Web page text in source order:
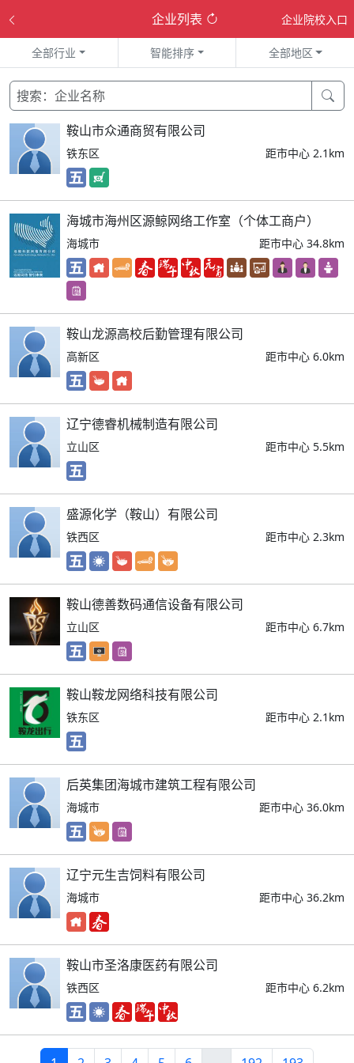
企业列表 企业院校入口
全部行业 智能排序 全部地区
鞍山市众通商贸有限公司
铁东区 距市中心 2.1km
海城市海州区源鲸网络工作室（个体工商户）
海城市 距市中心 34.8km
鞍山龙源高校后勤管理有限公司
高新区 距市中心 6.0km
辽宁德睿机械制造有限公司
立山区 距市中心 5.5km
盛源化学（鞍山）有限公司
铁西区 距市中心 2.3km
鞍山德善数码通信设备有限公司
立山区 距市中心 6.7km
鞍山鞍龙网络科技有限公司
铁东区 距市中心 2.1km
后英集团海城市建筑工程有限公司
海城市 距市中心 36.0km
辽宁元生吉饲料有限公司
海城市 距市中心 36.2km
鞍山市圣洛康医药有限公司
铁西区 距市中心 6.2km